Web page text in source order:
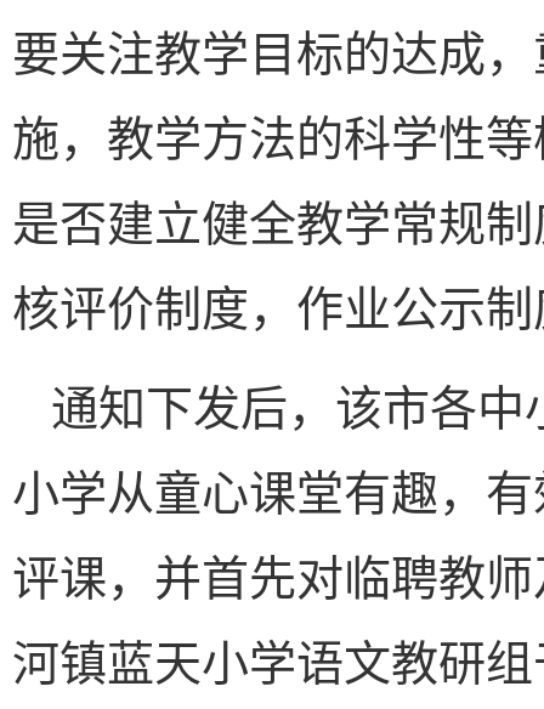
要关注教学目标的达成
施，教学方法的科学性
是否建立健全教学常规
核评价制度，作业公示
通知下发后，该市各
小学从童心课堂有趣，
评课，并首先对临聘教
河镇蓝天小学语文教研